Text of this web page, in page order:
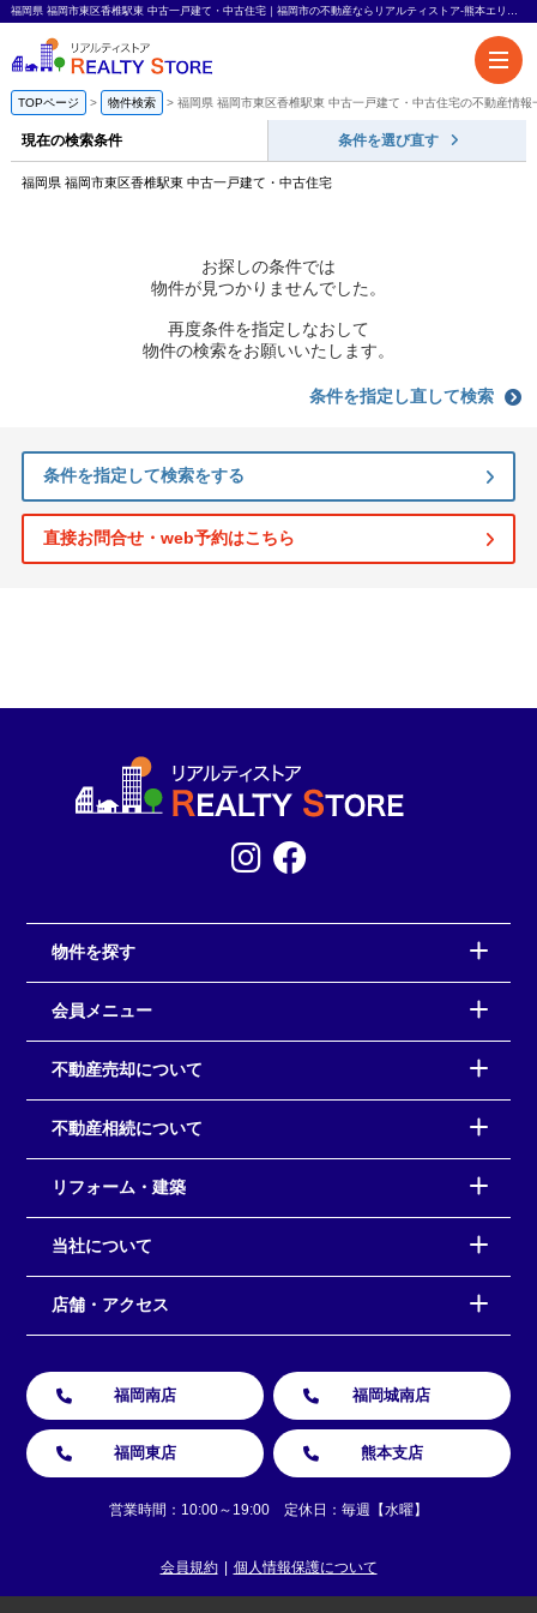
福岡県 福岡市東区香椎駅東 中古一戸建て・中古住宅｜福岡市の不動産ならリアルティストア-熊本エリアも対応-
TOPページ 物件検索 福岡県 福岡市東区香椎駅東 中古一戸建て・中古住宅の不動産情報
現在の検索条件 条件を選び直す
福岡県 福岡市東区香椎駅東 中古一戸建て・中古住宅
お探しの条件では
物件が見つかりませんでした。
再度条件を指定しなおして
物件の検索をお願いいたします。
条件を指定し直して検索
条件を指定して検索をする
直接お問合せ・web予約はこちら
物件を探す
会員メニュー
不動産売却について
不動産相続について
リフォーム・建築
当社について
店舗・アクセス
福岡南店 福岡城南店
福岡東店 熊本支店
営業時間：10:00～19:00 定休日：毎週【水曜】
会員規約 個人情報保護について